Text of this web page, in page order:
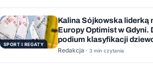
SPORT I REGATY
Kalina Sójkowska liderką
Europy Optimist w Gdyni.
podium klasyfikacji
Redakcja · 3 min czytania